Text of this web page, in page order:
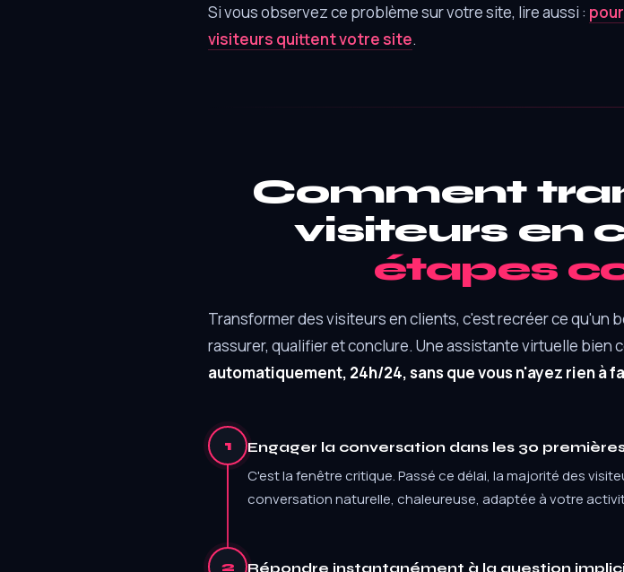
Si vous observez ce problème sur votre site, lire aussi :
visiteurs quittent votre site.
Comment
visiteurs en
étapes
Transformer des visiteurs en clients, c'est recréer ce qu'un
rassurer, qualifier et conclure. Une assistante virtuelle
automatiquement, 24h/24, sans que vous n'ayez rien à
1 Engager la conversation dans les 30
C'est la fenêtre critique. Passé ce délai, la majorité des
conversation naturelle, chaleureuse, adaptée à votre
2 Répondre instantanément à la question